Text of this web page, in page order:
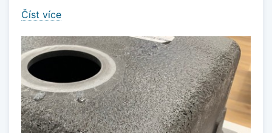
Číst více